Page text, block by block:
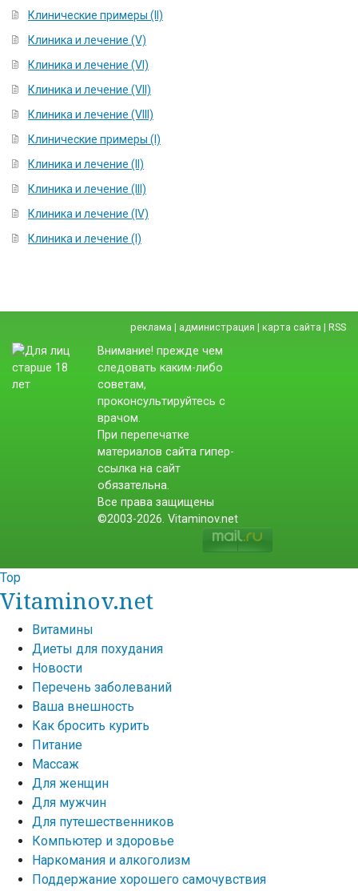
Клинические примеры (II)
Клиника и лечение (V)
Клиника и лечение (VI)
Клиника и лечение (VII)
Клиника и лечение (VIII)
Клинические примеры (I)
Клиника и лечение (II)
Клиника и лечение (III)
Клиника и лечение (IV)
Клиника и лечение (I)
реклама | администрация | карта сайта | RSS
Внимание! прежде чем
следовать каким-либо
советам,
проконсультируйтесь с
врачом.
При перепечатке
материалов сайта гипер-
ссылка на сайт
обязательна.
Все права защищены
©2003-2026. Vitaminov.net
Top
Vitaminov.net
Витамины
Диеты для похудания
Новости
Перечень заболеваний
Ваша внешность
Как бросить курить
Питание
Массаж
Для женщин
Для мужчин
Для путешественников
Компьютер и здоровье
Наркомания и алкоголизм
Поддержание хорошего самочувствия